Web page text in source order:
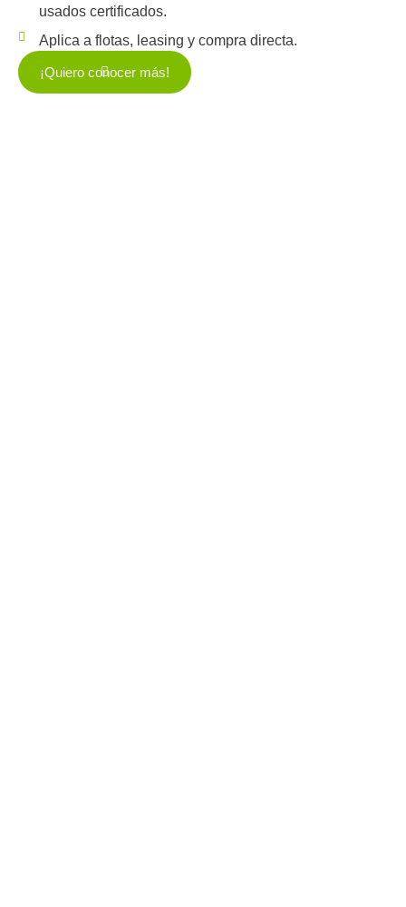
usados certificados.
Aplica a flotas, leasing y compra directa.
¡Quiero conocer más!